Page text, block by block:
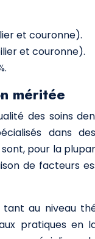
et couronne).
et couronne).
méritée
des soins
dans
pour la
de facteurs
au niveau
pratiques en